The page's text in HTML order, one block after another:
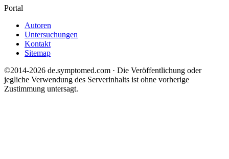
Portal
Autoren
Untersuchungen
Kontakt
Sitemap
©2014-2026 de.symptomed.com · Die Veröffentlichung oder
jegliche Verwendung des Serverinhalts ist ohne vorherige
Zustimmung untersagt.